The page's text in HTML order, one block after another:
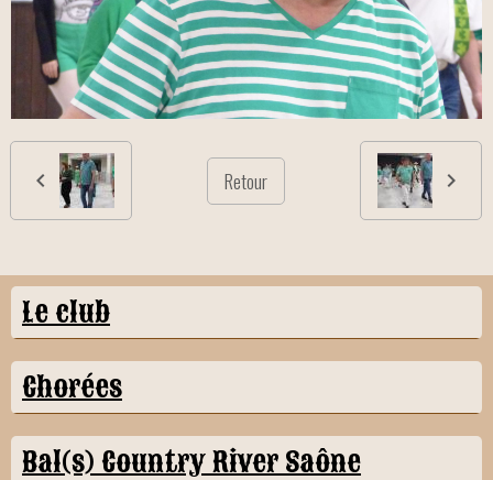
Retour
Le club
Chorées
Bal(s) Country River Saône